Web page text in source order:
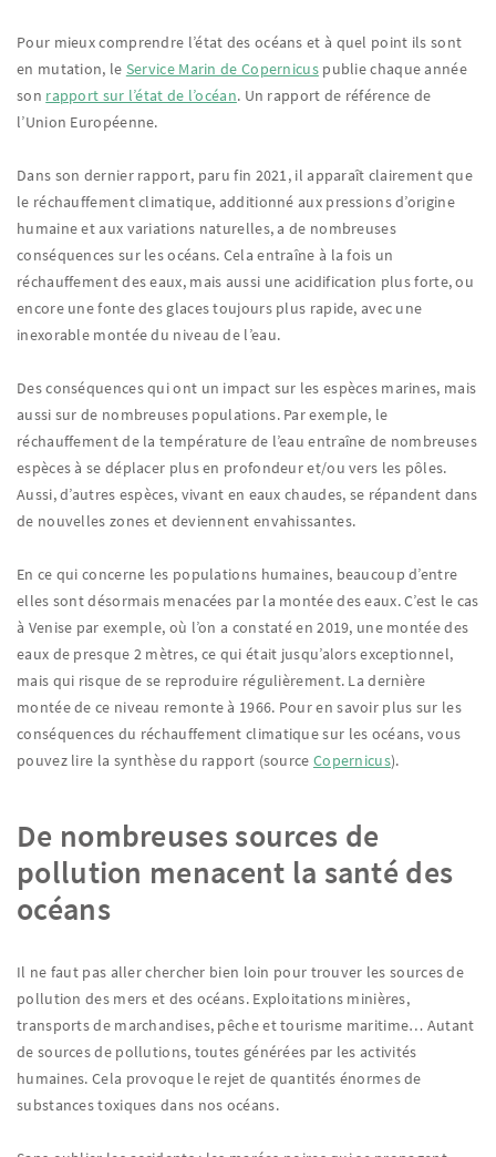
Pour mieux comprendre l’état des océans et à quel point ils sont
en mutation, le Service Marin de Copernicuspublie chaque année
son rapport sur l’état de l’océan. Un rapport de référence de
l’Union Européenne.
Dans son dernier rapport, paru fin 2021, il apparaît clairement que
le réchauffement climatique, additionné aux pressions d’origine
humaine et aux variations naturelles, a de nombreuses
conséquences sur les océans. Cela entraîne à la fois un
réchauffement des eaux, mais aussi une acidification plus forte, ou
encore une fonte des glaces toujours plus rapide, avec une
inexorable montée du niveau de l’eau.
Des conséquences qui ont un impact sur les espèces marines, mais
aussi sur de nombreuses populations. Par exemple, le
réchauffement de la température de l’eau entraîne de nombreuses
espèces à se déplacer plus en profondeur et/ou vers les pôles.
Aussi, d’autres espèces, vivant en eaux chaudes, se répandent dans
de nouvelles zones et deviennent envahissantes.
En ce qui concerne les populations humaines, beaucoup d’entre
elles sont désormais menacées par la montée des eaux. C’est le cas
à Venise par exemple, où l’on a constaté en 2019, une montée des
eaux de presque 2 mètres, ce qui était jusqu’alors exceptionnel,
mais qui risque de se reproduire régulièrement. La dernière
montée de ce niveau remonte à 1966. Pour en savoir plus sur les
conséquences du réchauffement climatique sur les océans, vous
pouvez lire la synthèse du rapport (source Copernicus).
De nombreuses sources de
pollution menacent la santé des
océans
Il ne faut pas aller chercher bien loin pour trouver les sources de
pollution des mers et des océans. Exploitations minières,
transports de marchandises, pêche et tourisme maritime… Autant
de sources de pollutions, toutes générées par les activités
humaines. Cela provoque le rejet de quantités énormes de
substances toxiques dans nos océans.